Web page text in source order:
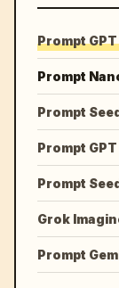
Prompt
Prompt
Prompt
Prompt GPT
Prompt
Grok
Prompt